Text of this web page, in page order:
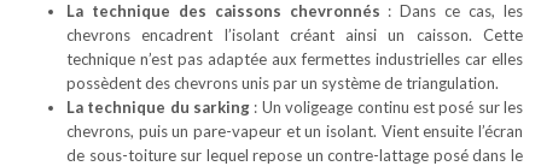
La technique des caissons chevronnés : Dans ce cas, les
chevrons encadrent l’isolant créant ainsi un caisson. Cette
technique n’est pas adaptée aux fermettes industrielles car elles
possèdent des chevrons unis par un système de triangulation.
La technique du sarking : Un voligeage continu est posé sur les
chevrons, puis un pare-vapeur et un isolant. Vient ensuite l’écran
de sous-toiture sur lequel repose un contre-lattage posé dans le